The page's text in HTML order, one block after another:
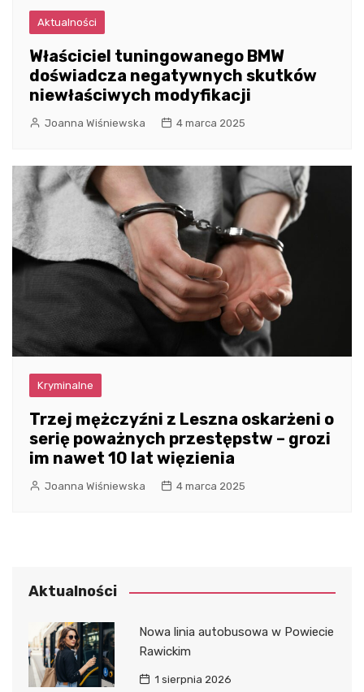
Aktualności
Właściciel tuningowanego BMW
doświadcza negatywnych skutków
niewłaściwych modyfikacji
Joanna Wiśniewska 4 marca 2025
Kryminalne
Trzej mężczyźni z Leszna oskarżeni o
serię poważnych przestępstw – grozi
im nawet 10 lat więzienia
Joanna Wiśniewska 4 marca 2025
Aktualności
Nowa linia autobusowa w Powiecie
Rawickim
1 sierpnia 2026